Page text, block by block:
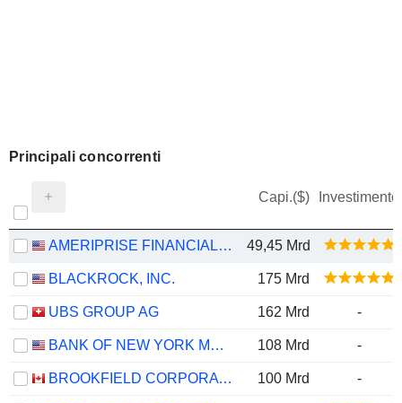
Principali concorrenti
Capi.($) Investimento
AMERIPRISE FINANCIAL, INC. 49,45 Mrd
BLACKROCK, INC. 175 Mrd
UBS GROUP AG 162 Mrd -
BANK OF NEW YORK MELLON CORPORATION (THE) 108 Mrd -
BROOKFIELD CORPORATION 100 Mrd -